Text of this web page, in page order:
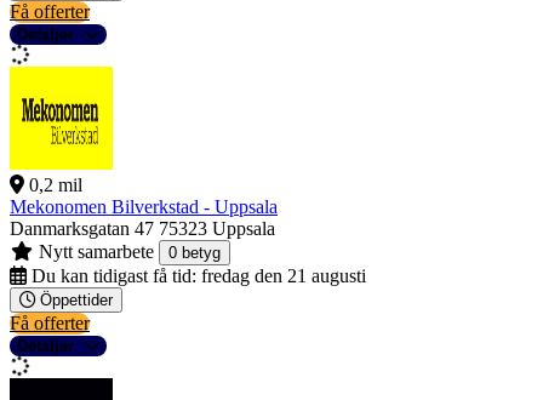
Få offerter
Detaljer
0,2 mil
Mekonomen Bilverkstad - Uppsala
Danmarksgatan 47 75323 Uppsala
Nytt samarbete
0 betyg
Du kan tidigast få tid: fredag den 21 augusti
Öppettider
Få offerter
Detaljer